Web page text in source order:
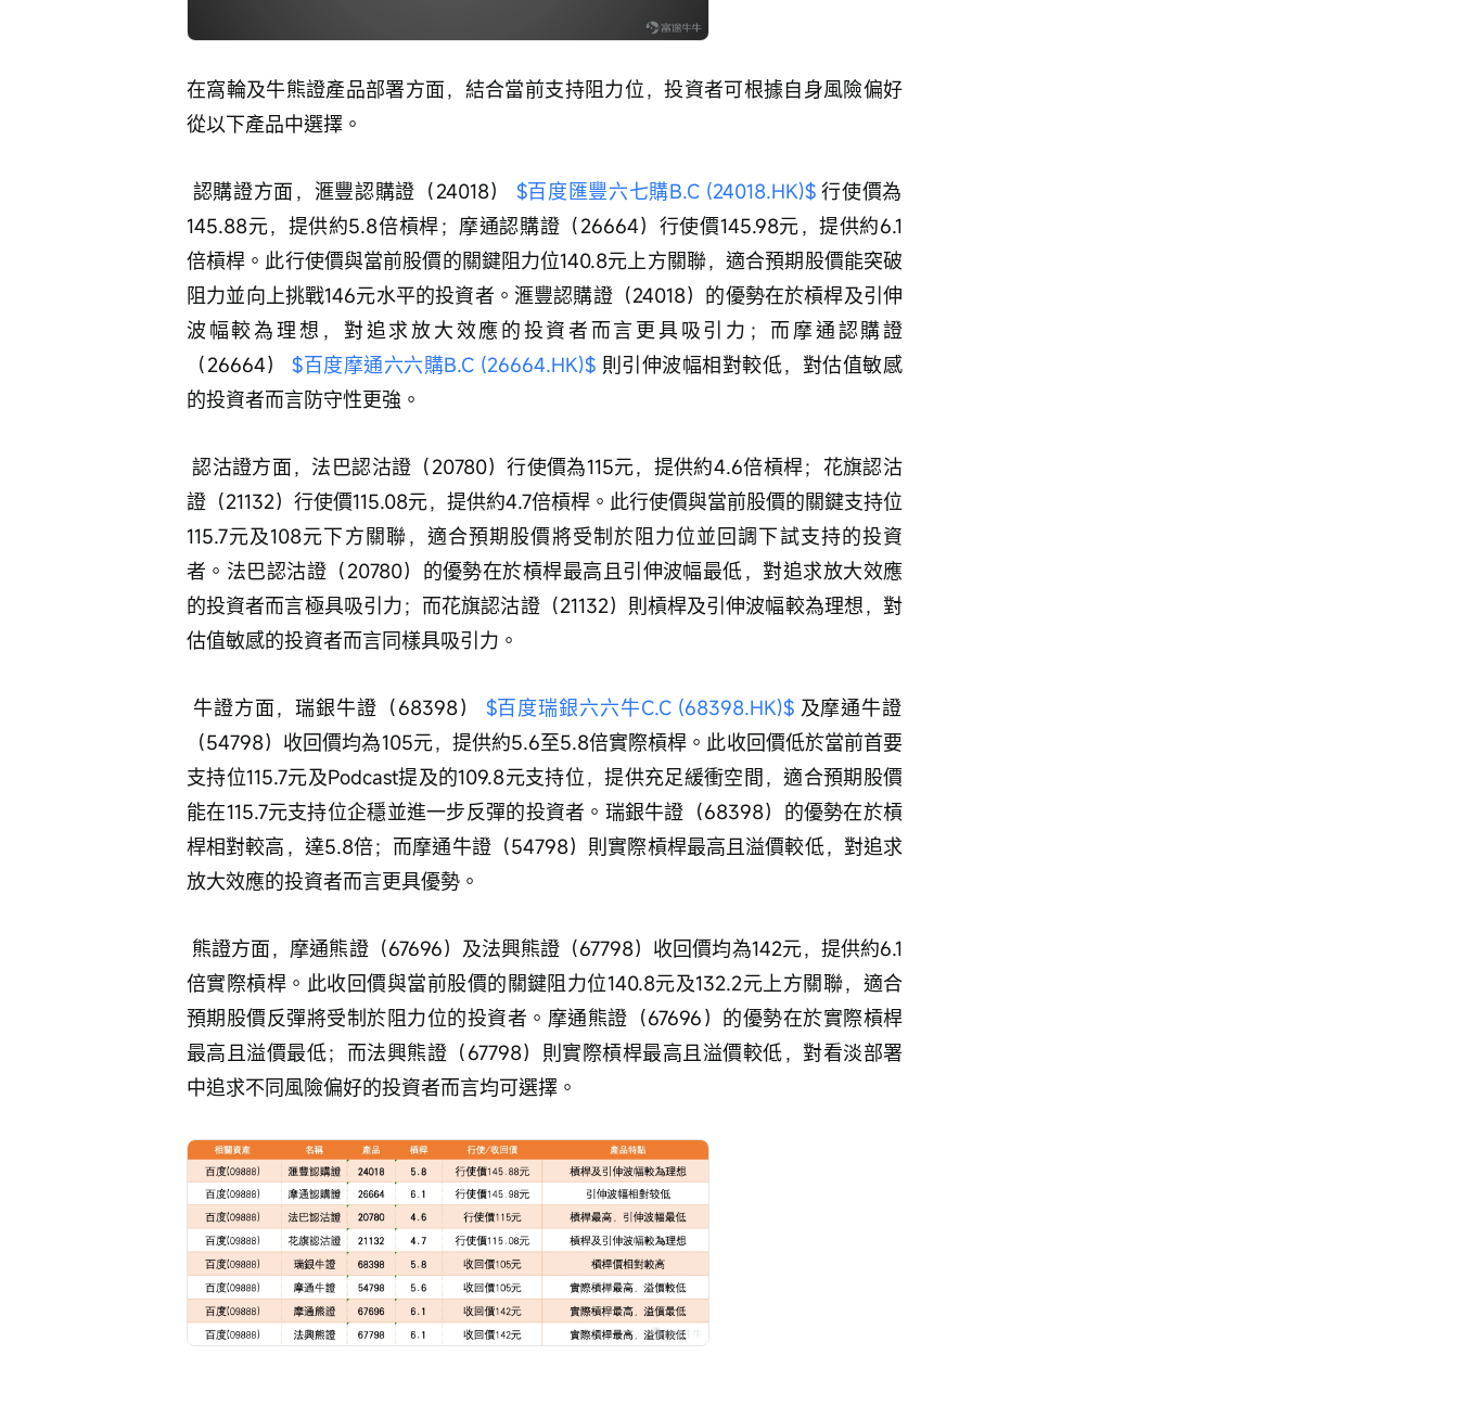
在窩輪及牛熊證產品部署方面，結合當前支持阻力位，投資者可根據自身風險偏好
從以下產品中選擇。
認購證方面，滙豐認購證（24018） $百度匯豐六七購B.C (24018.HK)$ 行使價為
145.88元，提供約5.8倍槓桿；摩通認購證（26664）行使價145.98元，提供約6.1
倍槓桿。此行使價與當前股價的關鍵阻力位140.8元上方關聯，適合預期股價能突破
阻力並向上挑戰146元水平的投資者。滙豐認購證（24018）的優勢在於槓桿及引伸
波幅較為理想，對追求放大效應的投資者而言更具吸引力；而摩通認購證
（26664） $百度摩通六六購B.C (26664.HK)$ 則引伸波幅相對較低，對估值敏感
的投資者而言防守性更強。
認沽證方面，法巴認沽證（20780）行使價為115元，提供約4.6倍槓桿；花旗認沽
證（21132）行使價115.08元，提供約4.7倍槓桿。此行使價與當前股價的關鍵支持位
115.7元及108元下方關聯，適合預期股價將受制於阻力位並回調下試支持的投資
者。法巴認沽證（20780）的優勢在於槓桿最高且引伸波幅最低，對追求放大效應
的投資者而言極具吸引力；而花旗認沽證（21132）則槓桿及引伸波幅較為理想，對
估值敏感的投資者而言同樣具吸引力。
牛證方面，瑞銀牛證（68398） $百度瑞銀六六牛C.C (68398.HK)$ 及摩通牛證
（54798）收回價均為105元，提供約5.6至5.8倍實際槓桿。此收回價低於當前首要
支持位115.7元及Podcast提及的109.8元支持位，提供充足緩衝空間，適合預期股價
能在115.7元支持位企穩並進一步反彈的投資者。瑞銀牛證（68398）的優勢在於槓
桿相對較高，達5.8倍；而摩通牛證（54798）則實際槓桿最高且溢價較低，對追求
放大效應的投資者而言更具優勢。
倍實際槓桿。此收回價與當前股價的關鍵阻力位140.8元及132.2元上方關聯，適合
預期股價反彈將受制於阻力位的投資者。摩通熊證（67696）的優勢在於實際槓桿
最高且溢價最低；而法興熊證（67798）則實際槓桿最高且溢價較低，對看淡部署
中追求不同風險偏好的投資者而言均可選擇。